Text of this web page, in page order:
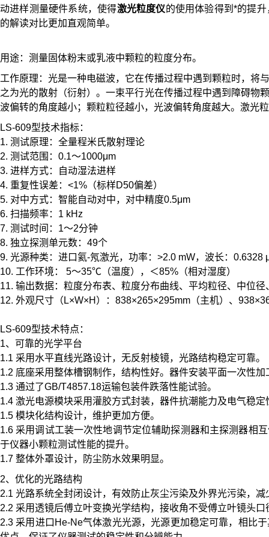
动进样测量硬件系统，使得激光粒度仪的使用体验得到*的提
的解读对比更加直观简单。
用途：测量固体粉末或乳液中颗粒的粒度分布。
工作原理：光是一种电磁波，它在传播过程中遇到颗粒时，将
之为光的散射（衍射）。一束平行光在传播过程中遇到障碍物
波偏转的角度越小；颗粒粒径越小，光波偏转角度越大。激光
LS-609型技术指标：
1. 测试原理：全量程米氏散射理论
2. 测试范围：0.1～1000μm
3. 进样方式：自动湿法进样
4. 重复性误差：<1%（标样D50偏差）
5. 对中方式：智能自动对中，对中精度0.5μm
6. 扫描频率：1 kHz
7. 测试时间：1～2分钟
8. 独立探测单元数：49个
9. 光源种类：进口氦-氖激光，功率：>2.0 mW，波长：0.6328
10. 工作环境： 5～35℃（温度），＜85%（相对湿度）
11. 输出数据：粒度分布表、粒度分布曲线、平均粒径、中位径
12. 外观尺寸（L×W×H）：838×265×295mm（主机）、
LS-609型技术特点：
1、可靠的光学平台
1.1 采用水平直线光路设计，无反射棱镜，光路结构稳定可靠。
1.2 底座采用整体槽钢制作，结构性好。器件安装平面一次性
1.3 通过了GB/T4857.18运输包装件跌落性能试验。
1.4 激光电源模块采用灌胶方式封装，器件抗潮能力及电气稳定
1.5 模块化结构设计，维护更加方便。
1.6 采用调试工装一次性地调节定位辅助探测器和主探测器相
于仪器小颗粒测试性能的提升。
1.7 整体外罩设计，防尘防水效果明显。
2、优化的光路结构
2.1 光路系统全封闭设计，有效防止灰尘污染及外界光污染，
2.2 采用透镜后傅立叶变换光学结构，接收角不受傅立叶镜头
2.3 采用进口He-Ne气体激光光源，光源更加稳定可靠，相比